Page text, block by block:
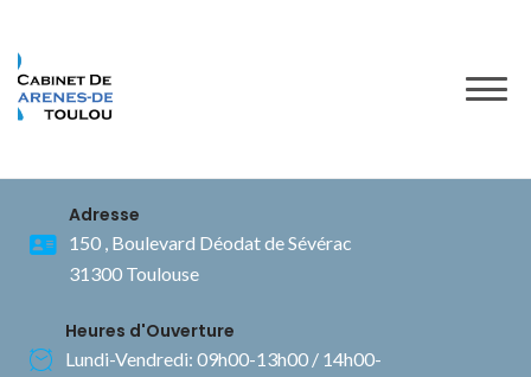
content
Adresse
150 , Boulevard Déodat de Sévérac
31300 Toulouse
Heures d'Ouverture
Lundi-Vendredi: 09h00-13h00 / 14h00-